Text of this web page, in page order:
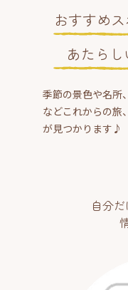
おすすめ
あたら
季節の景色や名所
などこれからの旅
が見つかります♪
自分